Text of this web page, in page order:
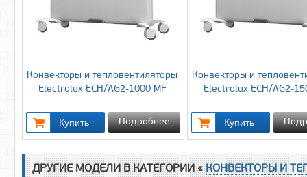
Конвекторы и тепловентиляторы
Electrolux ECH/AG2-1000 MF
Подробнее
Конвекторы и
Electrolux ECH/AG2-
ДРУГИЕ МОДЕЛИ В КАТЕГОРИИ «КОНВЕКТОРЫ И